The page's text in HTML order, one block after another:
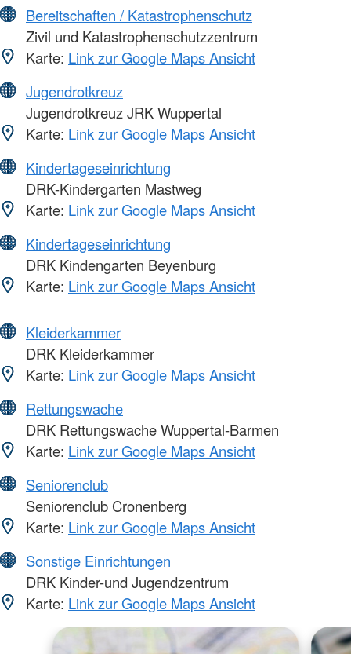
Bereitschaften / Katastrophenschutz
Zivil und Katastrophenschutzzentrum
Karte: Link zur Google Maps Ansicht
Jugendrotkreuz
Jugendrotkreuz JRK Wuppertal
Karte: Link zur Google Maps Ansicht
Kindertageseinrichtung
DRK-Kindergarten Mastweg
Karte: Link zur Google Maps Ansicht
Kindertageseinrichtung
DRK Kindengarten Beyenburg
Karte: Link zur Google Maps Ansicht
Kleiderkammer
DRK Kleiderkammer
Karte: Link zur Google Maps Ansicht
Rettungswache
DRK Rettungswache Wuppertal-Barmen
Karte: Link zur Google Maps Ansicht
Seniorenclub
Seniorenclub Cronenberg
Karte: Link zur Google Maps Ansicht
Sonstige Einrichtungen
DRK Kinder-und Jugendzentrum
Karte: Link zur Google Maps Ansicht